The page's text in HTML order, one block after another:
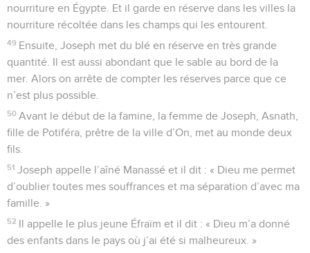
nourriture en Égypte. Et il garde en réserve dans les villes la
nourriture récoltée dans les champs qui les entourent.
49 Ensuite, Joseph met du blé en réserve en très grande
quantité. Il est aussi abondant que le sable au bord de la
mer. Alors on arrête de compter les réserves parce que ce
n’est plus possible.
50 Avant le début de la famine, la femme de Joseph, Asnath,
fille de Potiféra, prêtre de la ville d’On, met au monde deux
fils.
51 Joseph appelle l’aîné Manassé et il dit : « Dieu me permet
d’oublier toutes mes souffrances et ma séparation d’avec ma
famille. »
52 Il appelle le plus jeune Éfraïm et il dit : « Dieu m’a donné
des enfants dans le pays où j’ai été si malheureux. »